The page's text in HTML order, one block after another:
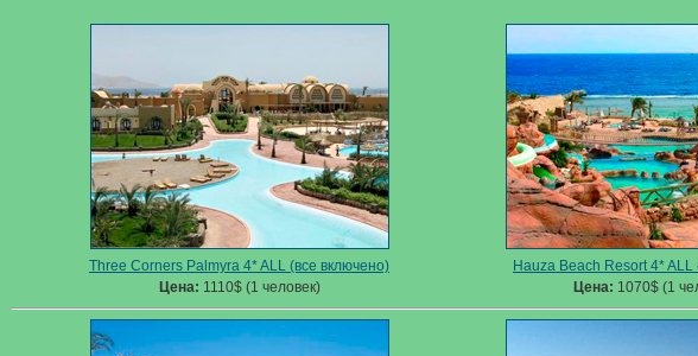
Three Corners Palmyra 4* ALL (все включено)
Цена: 1110$ (1 человек)
Hauza Beach Resort 4* ALL
Цена: 1070$ (1